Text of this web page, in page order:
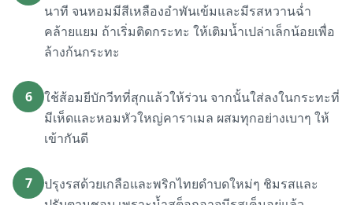
นาที จนหอมมีสีเหลืองอำพันเข้มและมีรสหวานฉ่ำ
คล้ายแยม ถ้าเริ่มติดกระทะ ให้เติมน้ำเปล่าเล็กน้อยเพื่อ
ล้างก้นกระทะ
6
ใช้ส้อมยีบักวีทที่สุกแล้วให้ร่วน จากนั้นใส่ลงในกระทะที่
มีเห็ดและหอมหัวใหญ่คาราเมล ผสมทุกอย่างเบาๆ ให้
เข้ากันดี
7
ปรุงรสด้วยเกลือและพริกไทยดำบดใหม่ๆ ชิมรสและ